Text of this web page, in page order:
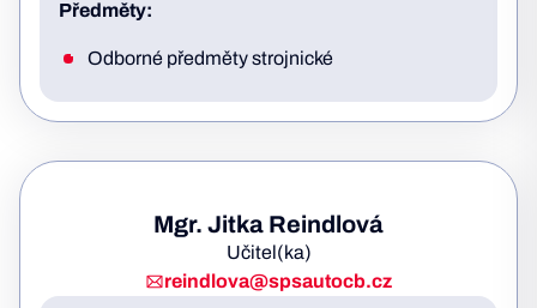
Předměty:
Odborné předměty strojnické
Mgr. Jitka Reindlová
Učitel(ka)
reindlova@spsautocb.cz